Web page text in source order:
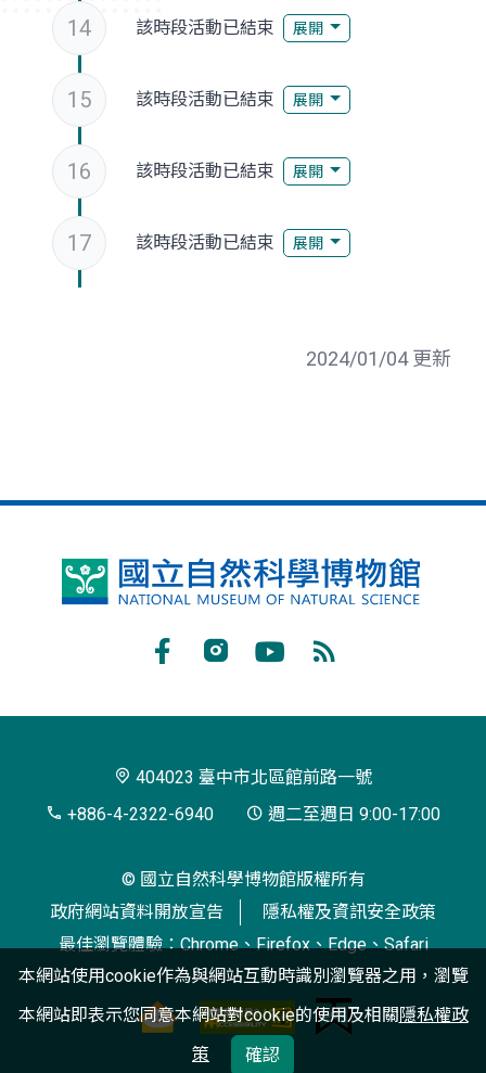
14 該時段活動已結束 展開
15 該時段活動已結束 展開
16 該時段活動已結束 展開
17 該時段活動已結束 展開
2024/01/04 更新
國
博
閱
404023 臺中市北區館前路一號
+886-4-2322-6940
週二至週日 9:00-17:00
© 國立自然科學博物館版權所有
政府網站資料開放宣告
隱私權及資訊安全政策
最佳瀏覽體驗：Chrome、Firefox、Edge、Safari
本網站使用cookie作為與網站互動時識別瀏覽器之用，瀏覽
本網站即表示您同意本網站對cookie的使用及相關隱私權政
策
確認